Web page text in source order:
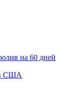
на 60 дней
США